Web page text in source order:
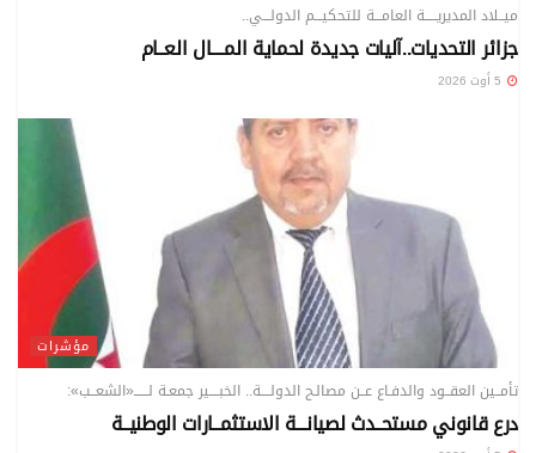
ميــلاد المديريـــــة العامـــة للتحكيـــم الدولـــي..
جزائر التحديات..آليات جديدة لحماية المــــال العــام
مؤشرات
تأمــين العقــود والدفـاع عــن مصالـح الدولــــة.. الخبــــير جمعـة لــــــ«الشعــب»:
درع قانوني مستحــدث لصيانـــة الاستثمــارات الوطنيــة